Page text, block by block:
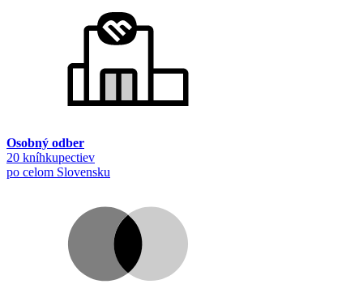
Osobný odber
20 kníhkupectiev
po celom Slovensku